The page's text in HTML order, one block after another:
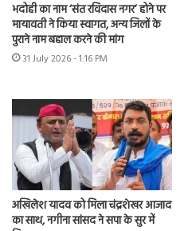
भदोही का नाम ‘संत रविदास नगर’ होने पर
मायावती ने किया स्वागत, अन्य जिलों के
पुराने नाम बहाल करने की मांग
31 July 2026 - 1:16 PM
अखिलेश यादव को मिला चंद्रशेखर आजाद
का साथ, नगीना सांसद ने सपा के सुर में